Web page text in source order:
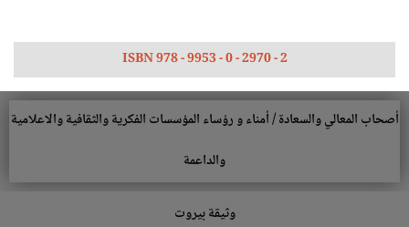
ISBN 978 - 9953 - 0 - 2970 - 2
أصحاب المعالي والسعادة / أمناء و رؤساء المؤسسات الفكرية والثقافية والاعلامية
والداعمة
وثيقة بيروت